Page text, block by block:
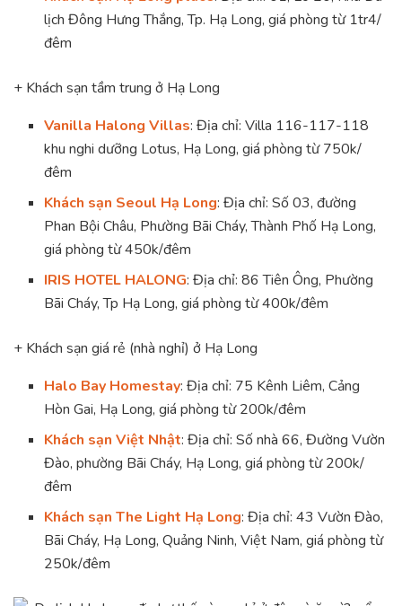
lịch Đông Hưng Thắng, Tp. Hạ Long, giá phòng từ 1tr4/
đêm
+ Khách sạn tầm trung ở Hạ Long
Vanilla Halong Villas: Địa chỉ: Villa 116-117-118
khu nghi dưỡng Lotus, Hạ Long, giá phòng từ 750k/
đêm
Khách sạn Seoul Hạ Long: Địa chỉ: Số 03, đường
Phan Bội Châu, Phường Bãi Cháy, Thành Phố Hạ Long,
giá phòng từ 450k/đêm
IRIS HOTEL HALONG: Địa chỉ: 86 Tiên Ông, Phường
Bãi Cháy, Tp Hạ Long, giá phòng từ 400k/đêm
+ Khách sạn giá rẻ (nhà nghỉ) ở Hạ Long
Halo Bay Homestay:Địa chỉ: 75 Kênh Liêm, Cảng
Hòn Gai, Hạ Long, giá phòng từ 200k/đêm
Khách sạn Việt Nhật:Địa chỉ: Số nhà 66, Đường Vườn
Đào, phường Bãi Cháy, Hạ Long, giá phòng từ 200k/
đêm
Khách sạn The Light Hạ Long:Địa chỉ:43 Vườn Đào,
Bãi Cháy, Hạ Long, Quảng Ninh, Việt Nam, giá phòng từ
250k/đêm